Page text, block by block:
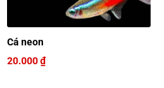
Cá neon
20.000₫